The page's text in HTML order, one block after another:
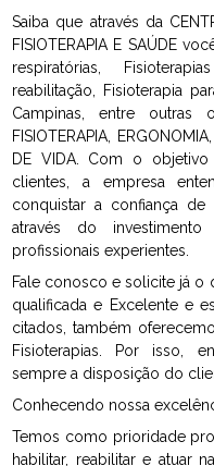
Saiba que através da
FISIOTERAPIA E SAÚDE
respiratórias,
reabilitação, Fisioterapia
Campinas, entre
FISIOTERAPIA,
DE VIDA. Com o
clientes, a empresa
conquistar a confiança
através do
profissionais experientes.
Fale conosco e solicite já o
qualificada e Excelente e
citados, também
Fisioterapias. Por isso,
sempre a disposição do
Conhecendo nossa
Temos como prioridade
habilitar, reabilitar e atuar